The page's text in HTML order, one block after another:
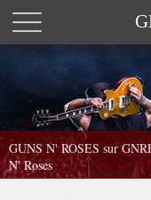
GUNS N' ROSES sur
N' Roses